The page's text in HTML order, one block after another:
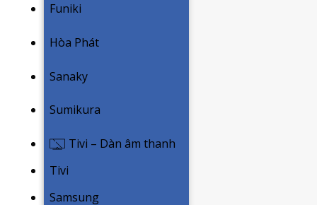
Funiki
Hòa Phát
Sanaky
Sumikura
Tivi – Dàn âm thanh
Tivi
Samsung